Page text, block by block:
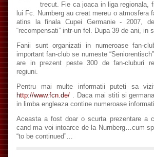
trecut. Fie ca joaca in liga regionala,
lui Fc. Nurnberg au creat mereu o atmosfera
atins la finala Cupei Germanie - 2007,
“recompensati” intr-un fel. Dupa 39 de ani, in
Fanii sunt organizati in numeroase fan-
important fan-club se numeste
are in prezent peste 300 de fan-cluburi
regiuni.
Pentru mai multe informatii puteti sa
http://www.fcn.de/ . Daca mai stiti si
in limba engleaza contine numeroase
Aceasta a fost doar o scurta prezentare a
cand ma voi intoarce de la Nurnberg…cum
“to be continued”…